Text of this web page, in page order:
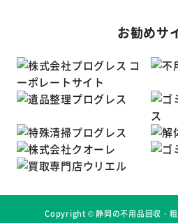
お勧めサ
Copyright ©静岡の不用品回収・